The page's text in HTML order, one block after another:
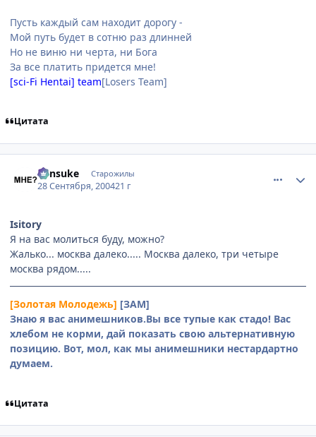
Пусть каждый сам находит дорогу -
Мой путь будет в сотню раз длинней
Но не виню ни черта, ни Бога
За все платить придется мне!
[sci-Fi Hentai] team[Losers Team]
Цитата
Kensuke Старожилы
28 Сентября, 200421 г
Isitory
Я на вас молиться буду, можно?
Жалько... москва далеко..... Москва далеко, три четыре
москва рядом.....
[Золотая Молодежь] [ЗАМ]
Знаю я вас анимешников.Вы все тупые как стадо! Вас
хлебом не корми, дай показать свою альтернативную
позицию. Вот, мол, как мы анимешники нестардартно
думаем.
Цитата